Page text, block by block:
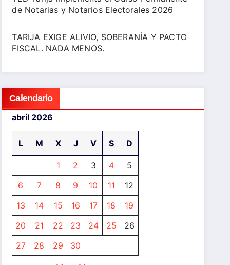
de Notarias y Notarios Electorales 2026
TARIJA EXIGE ALIVIO, SOBERANÍA Y PACTO
FISCAL. NADA MENOS.
Calendario
abril 2026
L M X J V S D
1 2 3 4
5
6
7 8 9 10 11
12
13
14 15 16 17 18
19
20
21 22 23 24 25
26
27
28 29 30